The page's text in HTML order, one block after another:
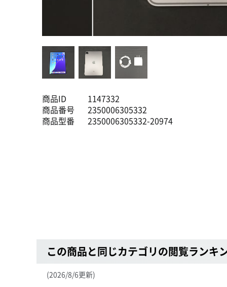
商品ID
1147332
商品番号
2350006305332
商品型番
2350006305332-20974
この商品と同じカテゴリの閲覧ランキ
(2026/8/6更新)